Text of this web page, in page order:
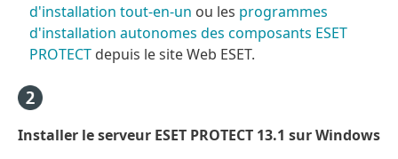
d'installation tout-en-un ou les programmes
d'installation autonomes des composants ESET
PROTECT depuis le site Web ESET.
Installer le serveur ESET PROTECT 13.1 sur Windows